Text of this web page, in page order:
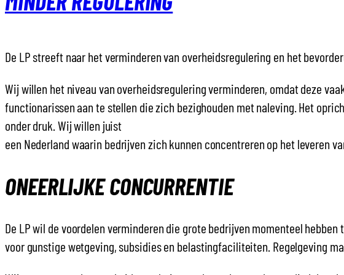
De LP streeft naar het verminderen van overheidsregulering en het
Wij willen het niveau van overheidsregulering verminderen, omdat deze
functionarissen aan te stellen die zich bezighouden met naleving. Het
onder druk. Wij willen juist
een Nederland waarin bedrijven zich kunnen concentreren op het leveren
ONEERLIJKE CONCURRENTIE
De LP wil de voordelen verminderen die grote bedrijven momenteel
voor gunstige wetgeving, subsidies en belastingfaciliteiten. Regelgeving